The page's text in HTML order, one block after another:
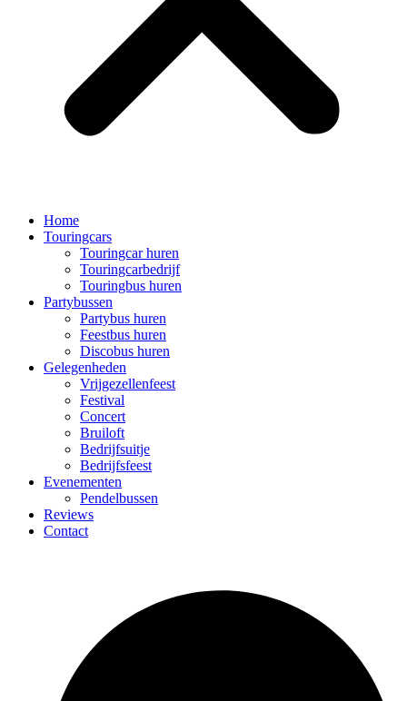
Home
Touringcars
Touringcar huren
Touringcarbedrijf
Touringbus huren
Partybussen
Partybus huren
Feestbus huren
Discobus huren
Gelegenheden
Vrijgezellenfeest
Festival
Concert
Bruiloft
Bedrijfsuitje
Bedrijfsfeest
Evenementen
Pendelbussen
Reviews
Contact